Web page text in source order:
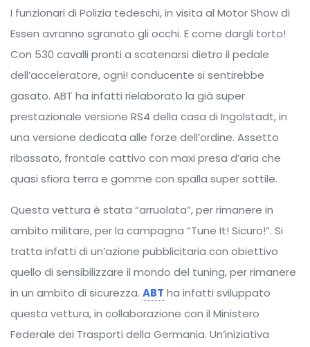
I funzionari di Polizia tedeschi, in visita al Motor Show di
Essen avranno sgranato gli occhi. E come dargli torto!
Con 530 cavalli pronti a scatenarsi dietro il pedale
dell’acceleratore, ogni! conducente si sentirebbe
gasato. ABT ha infatti rielaborato la già super
prestazionale versione RS4 della casa di ‎Ingolstadt, in
una versione dedicata alle forze dell’ordine. Assetto
ribassato, frontale cattivo con maxi presa d’aria che
quasi sfiora terra e gomme con spalla super sottile.
Questa vettura è stata “arruolata”, per rimanere in
ambito militare, per la campagna “Tune It! Sicuro!”. Si
tratta infatti di un’azione pubblicitaria con obiettivo
quello di sensibilizzare il mondo del tuning, per rimanere
in un ambito di sicurezza. ABT ha infatti sviluppato
questa vettura, in collaborazione con il Ministero
Federale dei Trasporti della Germania. Un’iniziativa